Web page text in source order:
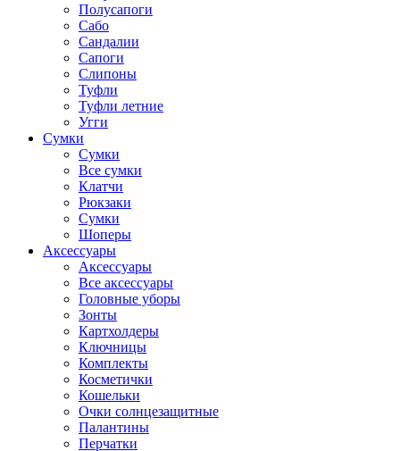
Полусапоги
Сабо
Сандалии
Сапоги
Слипоны
Туфли
Туфли летние
Угги
Сумки
Сумки
Все сумки
Клатчи
Рюкзаки
Сумки
Шоперы
Аксессуары
Аксессуары
Все аксессуары
Головные уборы
Зонты
Картхолдеры
Ключницы
Комплекты
Косметички
Кошельки
Очки солнцезащитные
Палантины
Перчатки